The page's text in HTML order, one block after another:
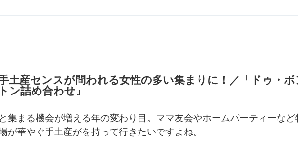
土産センスが問われる女性の多い集まりに！／「ドゥ・
トン詰め合わせ』
集まる機会が増える年の変わり目。ママ友会やホームパーティーな
が華やぐ手土産がを持って行きたいですよね。